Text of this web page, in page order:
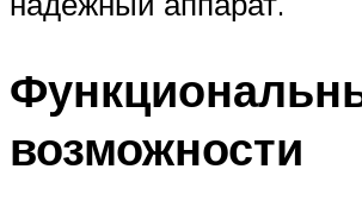
возможности